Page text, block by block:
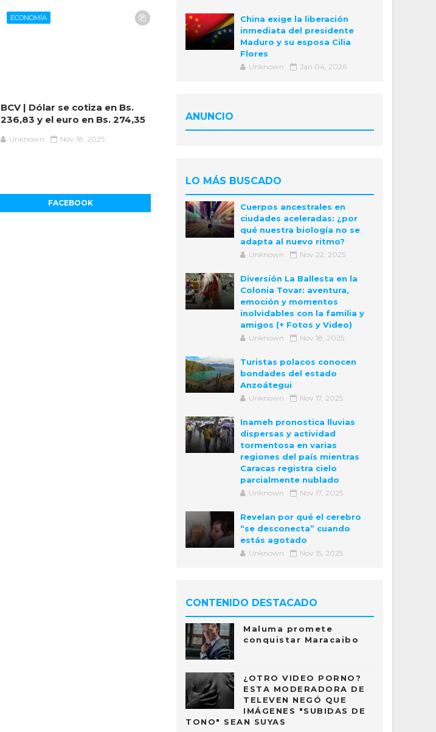
ECONOMÍA
BCV | Dólar se cotiza en Bs.
236,83 y el euro en Bs. 274,35
Unknown Nov 18, 2025
FACEBOOK
China exige la liberación
inmediata del presidente
Maduro y su esposa Cilia
Flores
Unknown Jan 04, 2026
ANUNCIO
LO MÁS BUSCADO
Cuerpos ancestrales en
ciudades aceleradas: ¿por
qué nuestra biología no se
adapta al nuevo ritmo?
Unknown Nov 22, 2025
Diversión La Ballesta en la
Colonia Tovar: aventura,
emoción y momentos
inolvidables con la familia y
amigos (+ Fotos y Video)
Unknown Nov 18, 2025
Turistas polacos conocen
bondades del estado
Anzoátegui
Unknown Nov 17, 2025
Inameh pronostica lluvias
dispersas y actividad
tormentosa en varias
regiones del país mientras
Caracas registra cielo
parcialmente nublado
Unknown Nov 17, 2025
Revelan por qué el cerebro
“se desconecta” cuando
estás agotado
Unknown Nov 15, 2025
CONTENIDO DESTACADO
Maluma promete
conquistar Maracaibo
¿OTRO VIDEO PORNO?
ESTA MODERADORA DE
TELEVEN NEGÓ QUE
IMÁGENES "SUBIDAS DE
TONO" SEAN SUYAS